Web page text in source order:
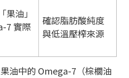
油」
7 實際
確認脂肪酸純度
與低溫壓榨來源
油中的 Omega-7（棕櫚油